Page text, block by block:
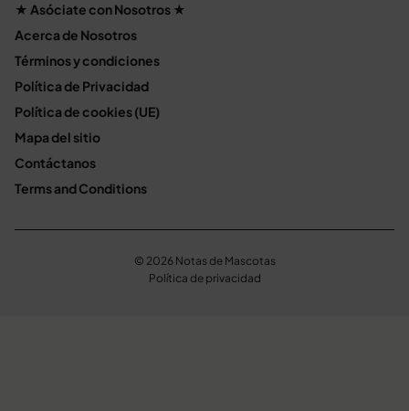
★ Asóciate con Nosotros ★
Acerca de Nosotros
Términos y condiciones
Política de Privacidad
Política de cookies (UE)
Mapa del sitio
Contáctanos
Terms and Conditions
© 2026 Notas de Mascotas
Política de privacidad